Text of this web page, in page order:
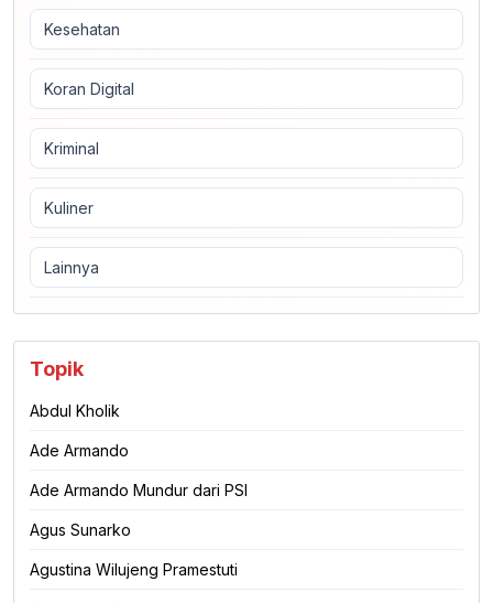
Kesehatan
Koran Digital
Kriminal
Kuliner
Lainnya
Topik
Abdul Kholik
Ade Armando
Ade Armando Mundur dari PSI
Agus Sunarko
Agustina Wilujeng Pramestuti